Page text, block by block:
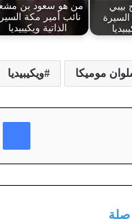
بيبي
من هو سعود بن
نائب أمير مكة
الذاتية ويكيبيديا
موميكا ويكيبيديا
صلة